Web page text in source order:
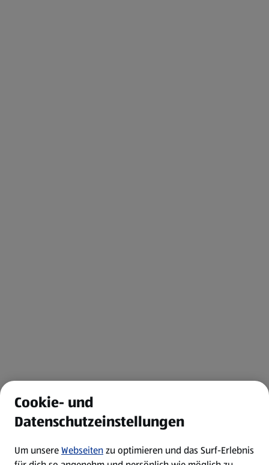
Cookie- und
Datenschutzeinstellungen
Um unsereWebseitenzu optimieren und das Surf-Erlebnis